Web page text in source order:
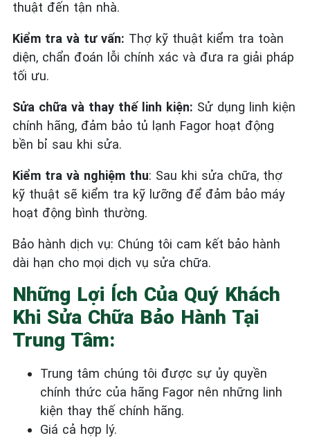
thuật đến tận nhà.
Kiểm tra và tư vấn: Thợ kỹ thuật kiểm tra toàn
diện, chẩn đoán lỗi chính xác và đưa ra giải pháp
tối ưu.
Sửa chữa và thay thế linh kiện: Sử dụng linh kiện
chính hãng, đảm bảo tủ lạnh Fagor hoạt động
bền bỉ sau khi sửa.
Kiểm tra và nghiệm thu: Sau khi sửa chữa, thợ
kỹ thuật sẽ kiểm tra kỹ lưỡng để đảm bảo máy
hoạt động bình thường.
Bảo hành dịch vụ: Chúng tôi cam kết bảo hành
dài hạn cho mọi dịch vụ sửa chữa.
Những Lợi Ích Của Quý Khách
Khi Sửa Chữa Bảo Hành Tại
Trung Tâm:
Trung tâm chúng tôi được sự ủy quyền
chính thức của hãng Fagor nên những linh
kiện thay thế chính hãng.
Giá cả hợp lý.